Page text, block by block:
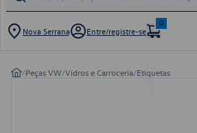
Nova Serrana Entre/registre-se
0
/Peças VW/Vidros e Carroceria/Etiquetas